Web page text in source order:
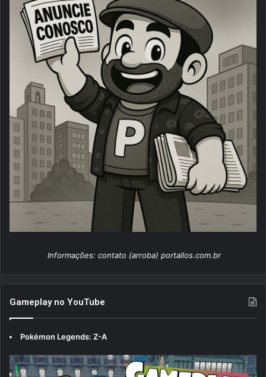
Informações: contato (arroba) portallos.com.br
Gameplay no YouTube
Pokémon Legends: Z-A